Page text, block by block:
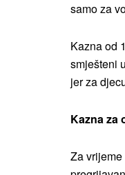
samo za
Kazna od
smješteni
jer za
Kazna za
Za